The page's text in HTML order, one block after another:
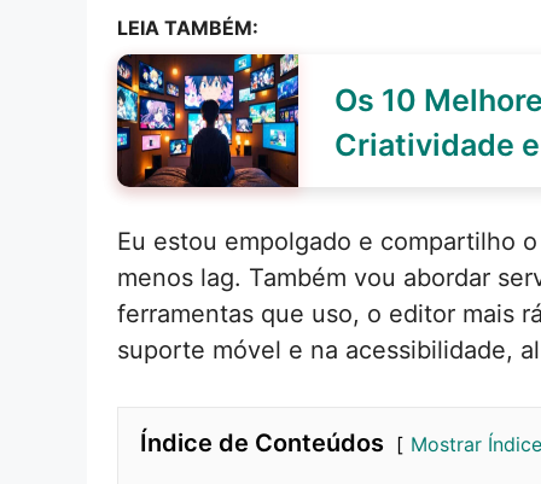
LEIA TAMBÉM:
Os 10
Criatividade
Eu estou empolgado e compartilho
menos lag. Também vou abordar
ferramentas que uso, o editor mais
suporte móvel e na acessibilidade,
Índice de Conteúdos Mostrar Índice